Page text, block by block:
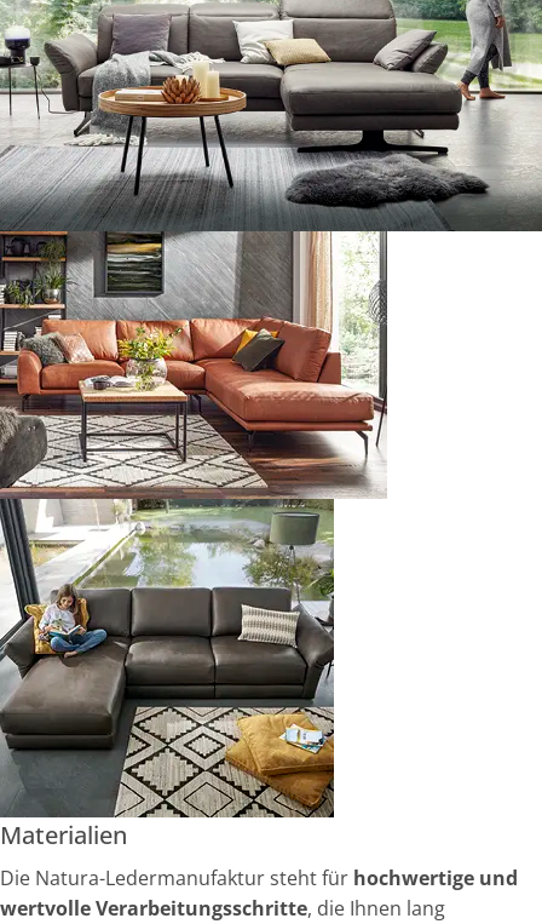
Materialien
Die Natura-Ledermanufaktur steht für hochwertige und
wertvolle Verarbeitungsschritte, die Ihnen lang